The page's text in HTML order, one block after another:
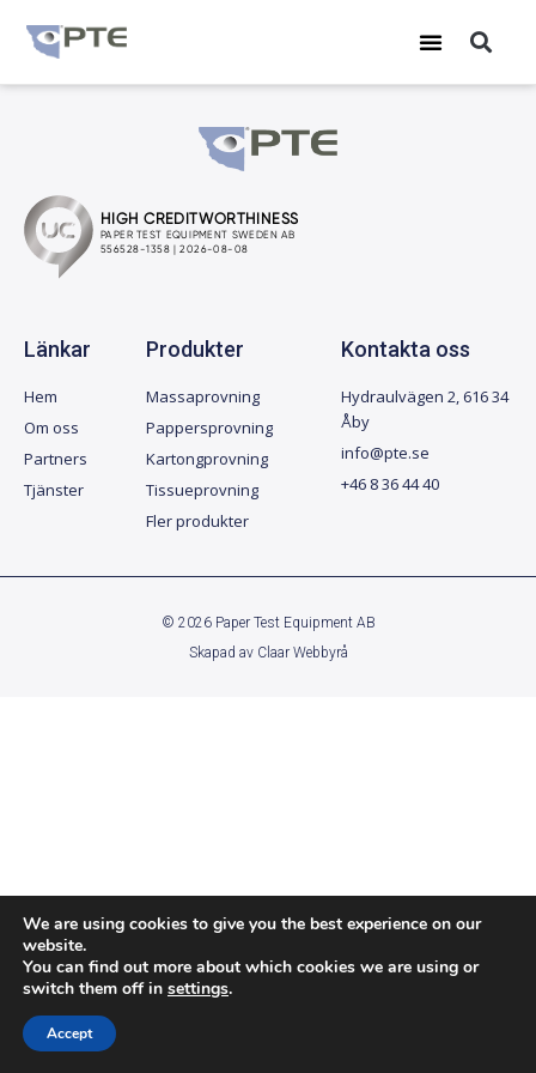
innehåll
Meny
Länkar
Hem
Om oss
Partners
Tjänster
Produkter
Massaprovning
Pappersprovning
Kartongprovning
Tissueprovning
Fler produkter
Kontakta oss
Hydraulvägen 2, 616 34
Åby
info@pte.se
+46 8 36 44 40
© 2026 Paper Test Equipment AB
Skapad av Claar Webbyrå
We are using cookies to give you the best experience on our
website.
You can find out more about which cookies we are using or
switch them off in settings.
Accept